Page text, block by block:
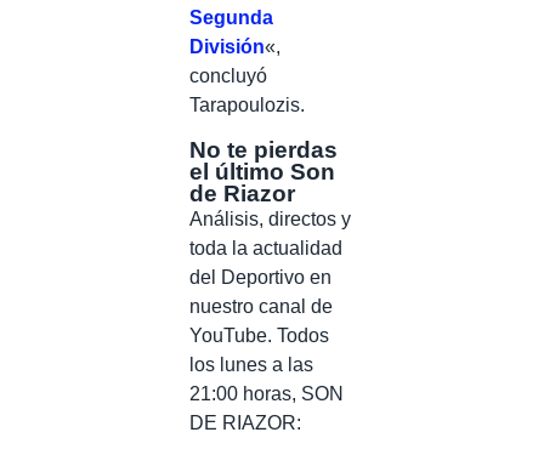
Segunda
División«,
concluyó
Tarapoulozis.
No te pierdas
el último Son
de Riazor
Análisis, directos y
toda la actualidad
del Deportivo en
nuestro canal de
YouTube. Todos
los lunes a las
21:00 horas, SON
DE RIAZOR: